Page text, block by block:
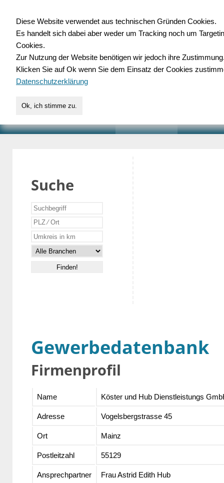
für Handwerk,
Suche
Gewerbedatenbank
Firmenprofil
Name Köster und Hub Dienstleistungs
Adresse Vogelsbergstrasse 45
Ort Mainz
Postleitzahl 55129
Ansprechpartner Frau Astrid Edith Hub
Diese Website verwendet aus technischen Gründen Cookies.
Es handelt sich dabei aber weder um Tracking noch um
Cookies.
Zur Nutzung der Website benötigen wir jedoch ihre
Klicken Sie auf Ok wenn Sie dem Einsatz der Cookies
Datenschutzerklärung
Ok, ich stimme zu.